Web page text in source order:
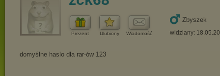
Prezent Ulubiony Wiadomość
Zbyszek
widziany: